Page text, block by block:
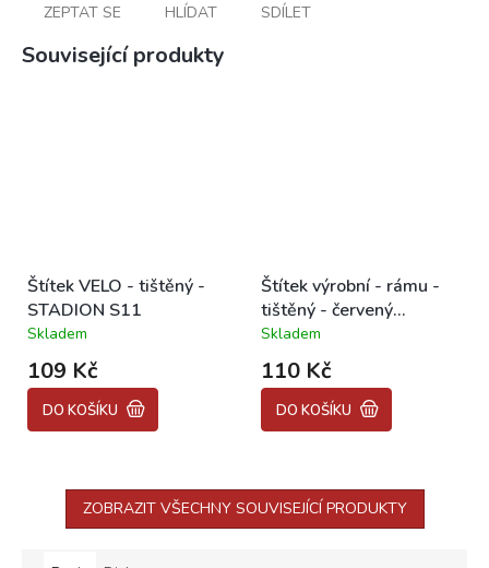
ZEPTAT SE HLÍDAT SDÍLET
Související produkty
Štítek VELO - tištěný -
STADION S11
Průměrné
hodnocení
produktu
je
5,0
Skladem
109 Kč
DO KOŠÍKU
Štítek výrobní - rámu -
tištěný - červený
STADION
Průměrné
hodnocení
produktu
je
5,0
Skladem
110 Kč
DO KOŠÍKU
ZOBRAZIT VŠECHNY SOUVISEJÍCÍ PRODUKTY